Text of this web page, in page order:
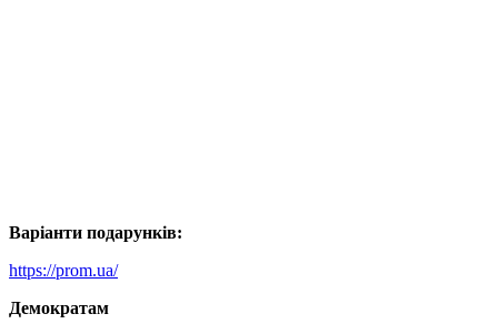
Варіанти подарунків:
https://prom.ua/
Демократам